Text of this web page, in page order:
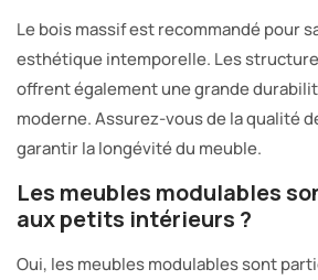
Le bois massif est recommandé pour
esthétique intemporelle. Les
offrent également une grande
moderne. Assurez-vous de la qualité
garantir la longévité du meuble.
Les meubles modulables
aux petits intérieurs ?
Oui, les meubles modulables sont